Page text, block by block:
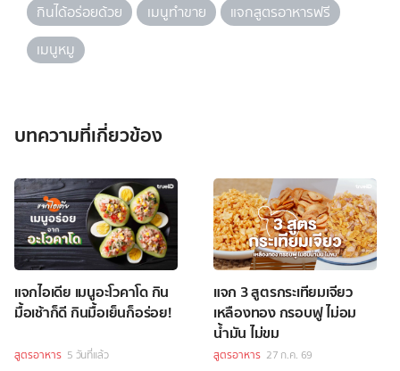
กินได้อร่อยด้วย
เมนูทำขาย
แจกสูตรอาหารฟรี
เมนูหมู
บทความที่เกี่ยวข้อง
แจกไอเดีย เมนูอะโวคาโด กิน
มื้อเช้าก็ดี กินมื้อเย็นก็อร่อย!
สูตรอาหาร 5 วันที่แล้ว
แจก 3 สูตรกระเทียมเจียว
เหลืองทอง กรอบฟู ไม่อม
น้ำมัน ไม่ขม
สูตรอาหาร 27 ก.ค. 69